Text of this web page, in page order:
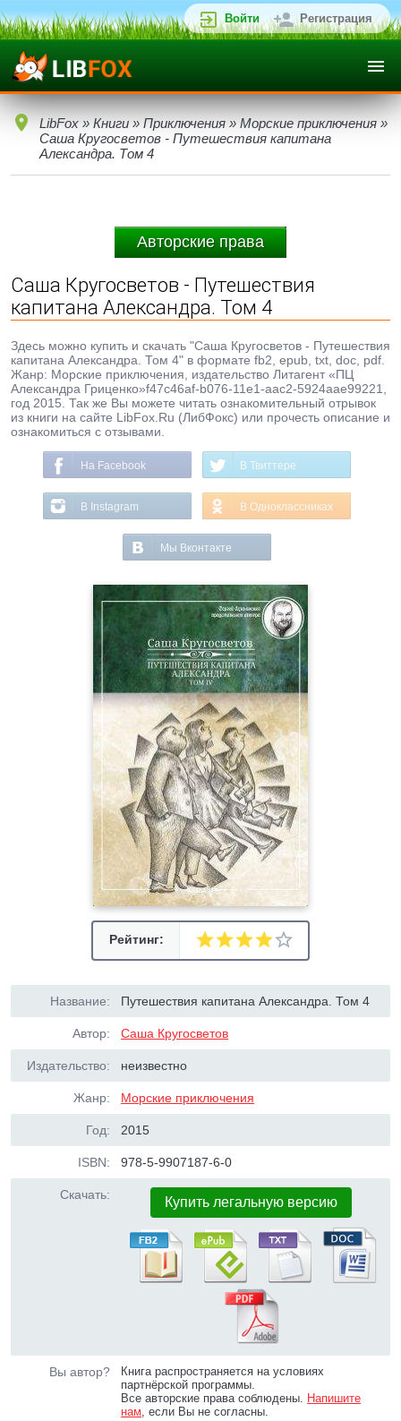
Войти Регистрация
LibFox » Книги » Приключения » Морские приключения »
Саша Кругосветов - Путешествия капитана
Александра. Том 4
Авторские права
Саша Кругосветов - Путешествия
капитана Александра. Том 4
Здесь можно купить и скачать "Саша Кругосветов - Путешествия
капитана Александра. Том 4" в формате fb2, epub, txt, doc, pdf.
Жанр: Морские приключения, издательство Литагент «ПЦ
Александра Гриценко»f47c46af-b076-11e1-aac2-5924aae99221,
год 2015. Так же Вы можете читать ознакомительный отрывок
из книги на сайте LibFox.Ru (ЛибФокс) или прочесть описание и
ознакомиться с отзывами.
На Facebook В Твиттере
В Instagram В Одноклассниках
Мы Вконтакте
Рейтинг:
Название: Путешествия капитана Александра. Том 4
Автор: Саша Кругосветов
Издательство: неизвестно
Жанр: Морские приключения
Год: 2015
ISBN: 978-5-9907187-6-0
Скачать: Купить легальную версию
Вы автор?
Книга распространяется на условиях
партнёрской программы.
Все авторские права соблюдены. Напишите
нам, если Вы не согласны.